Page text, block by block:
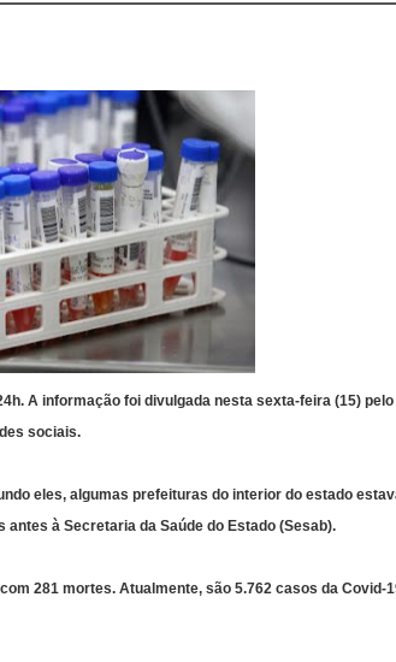
A informação foi divulgada nesta sexta-feira (15)
sociais.
eles, algumas prefeituras do interior do estado
à Secretaria da Saúde do Estado (Sesab).
281 mortes. Atualmente, são 5.762 casos da Covid-